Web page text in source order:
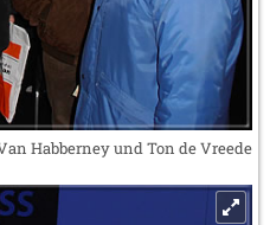
Habberney und Ton de Vreede